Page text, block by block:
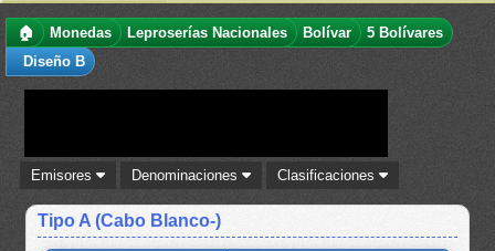
🏠 Monedas Leproserías Nacionales Bolívar
5 Bolívares
Diseño B
Emisores Denominaciones Clasificaciones
Tipo A (Cabo Blanco-)